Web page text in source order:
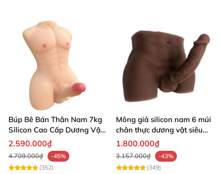
Giá sỉ Dương vật giả Jiuai có nhánh 10 chế độ rung thụt tự động
Búp Bê Bán Thân Nam 7kg
Silicon Cao Cấp Dương Vật
Giả Chân Thật Thiết Kế Cơ
Bắp Quyến Rũ
2.590.000₫
4.709.000₫
-45%
(352)
Mông giả silicon nam 6 múi
chân thực dương vật siêu
thật
1.800.000₫
3.157.000₫
-43%
(349)